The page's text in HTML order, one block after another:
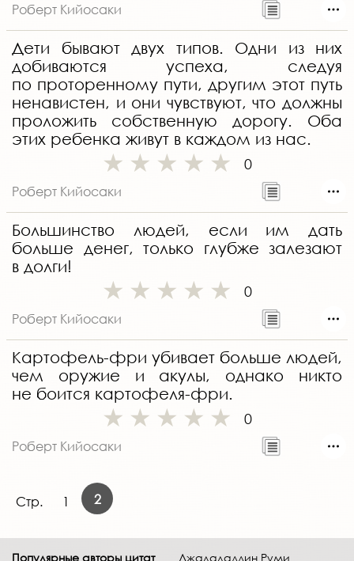
Роберт Кийосаки
Дети бывают двух типов. Одни из них
добиваются успеха, следуя
по проторенному пути, другим этот путь
ненавистен, и они чувствуют, что должны
проложить собственную дорогу. Оба
этих ребенка живут в каждом из нас.
0
Роберт Кийосаки
Большинство людей, если им дать
больше денег, только глубже залезают
в долги!
0
Роберт Кийосаки
Картофель-фри убивает больше людей,
чем оружие и акулы, однако никто
не боится картофеля-фри.
0
Роберт Кийосаки
Стр. 1 2
Популярные авторы цитат Джалаладдин Руми